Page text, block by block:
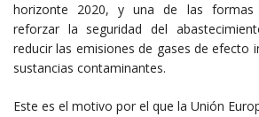
horizonte 2020, y una de las formas
reforzar la seguridad del
reducir las emisiones de gases de efecto
sustancias contaminantes.
Este es el motivo por el que la Unión